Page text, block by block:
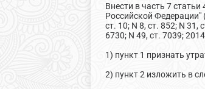
Внести в часть 7
Российской Федерации"
ст. 10; N 8, ст. 852; N 31,
6730; N 49, ст. 7039;
1) пункт 1 признать
2) пункт 2 изложить в